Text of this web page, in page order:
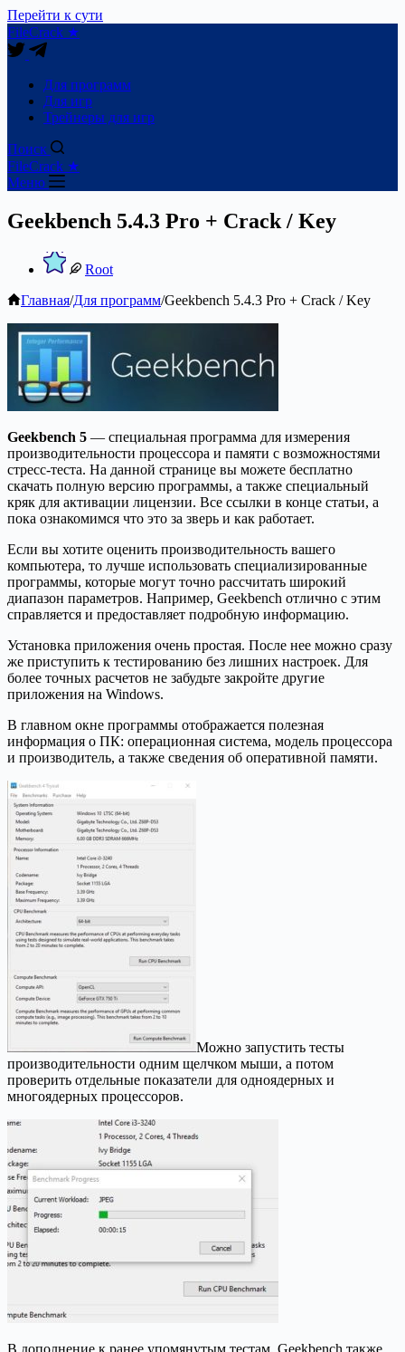
Перейти к сути
FileCrack ★
Для программ
Для игр
Трейнеры для игр
Поиск
FileCrack ★
Меню
Geekbench 5.4.3 Pro + Crack / Key
Root
Главная/Для программ/Geekbench 5.4.3 Pro + Crack / Key
Geekbench 5 — специальная программа для измерения
производительности процессора и памяти с возможностями
стресс-теста. На данной странице вы можете бесплатно
скачать полную версию программы, а также специальный
кряк для активации лицензии. Все ссылки в конце статьи, а
пока ознакомимся что это за зверь и как работает.
Если вы хотите оценить производительность вашего
компьютера, то лучше использовать специализированные
программы, которые могут точно рассчитать широкий
диапазон параметров. Например, Geekbench отлично с этим
справляется и предоставляет подробную информацию.
Установка приложения очень простая. После нее можно сразу
же приступить к тестированию без лишних настроек. Для
более точных расчетов не забудьте закройте другие
приложения на Windows.
В главном окне программы отображается полезная
информация о ПК: операционная система, модель процессора
и производитель, а также сведения об оперативной памяти.
Можно запустить тесты
производительности одним щелчком мыши, а потом
проверить отдельные показатели для одноядерных и
многоядерных процессоров.
В дополнение к ранее упомянутым тестам, Geekbench также